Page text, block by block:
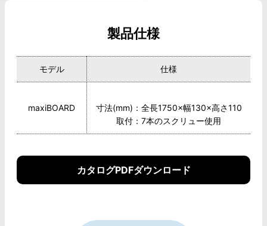
製品仕様
モデル 仕様
maxiBOARD
寸法(mm)：全長1750×幅130×高さ110
取付：7本のスクリュー使用
カタログPDFダウンロード